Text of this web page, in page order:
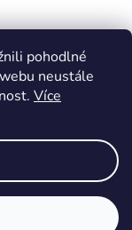
pohodlné
neustále
Více